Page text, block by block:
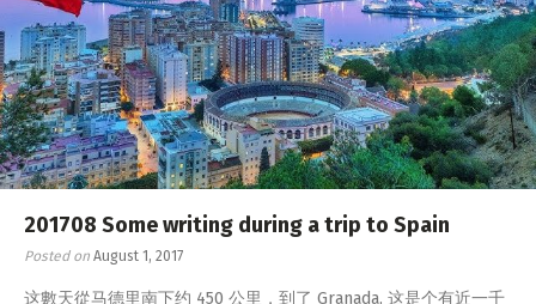
201708 Some writing during a trip to Spain
Posted on August 1, 2017
这數天從马德里南下约 450 公里，到了 Granada, 这是个有近一千